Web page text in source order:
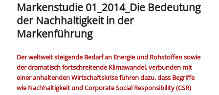
Markenstudie 01_2014_Die Bedeutung
der Nachhaltigkeit in der
Markenführung
Der weltweit steigende Bedarf an Energie und Rohstoffen sowie
der dramatisch fortschreitende Klimawandel, verbunden mit
einer anhaltenden Wirtschaftskrise führen dazu, dass Begriffe
wie Nachhaltigkeit und Corporate Social Responsibility (CSR)